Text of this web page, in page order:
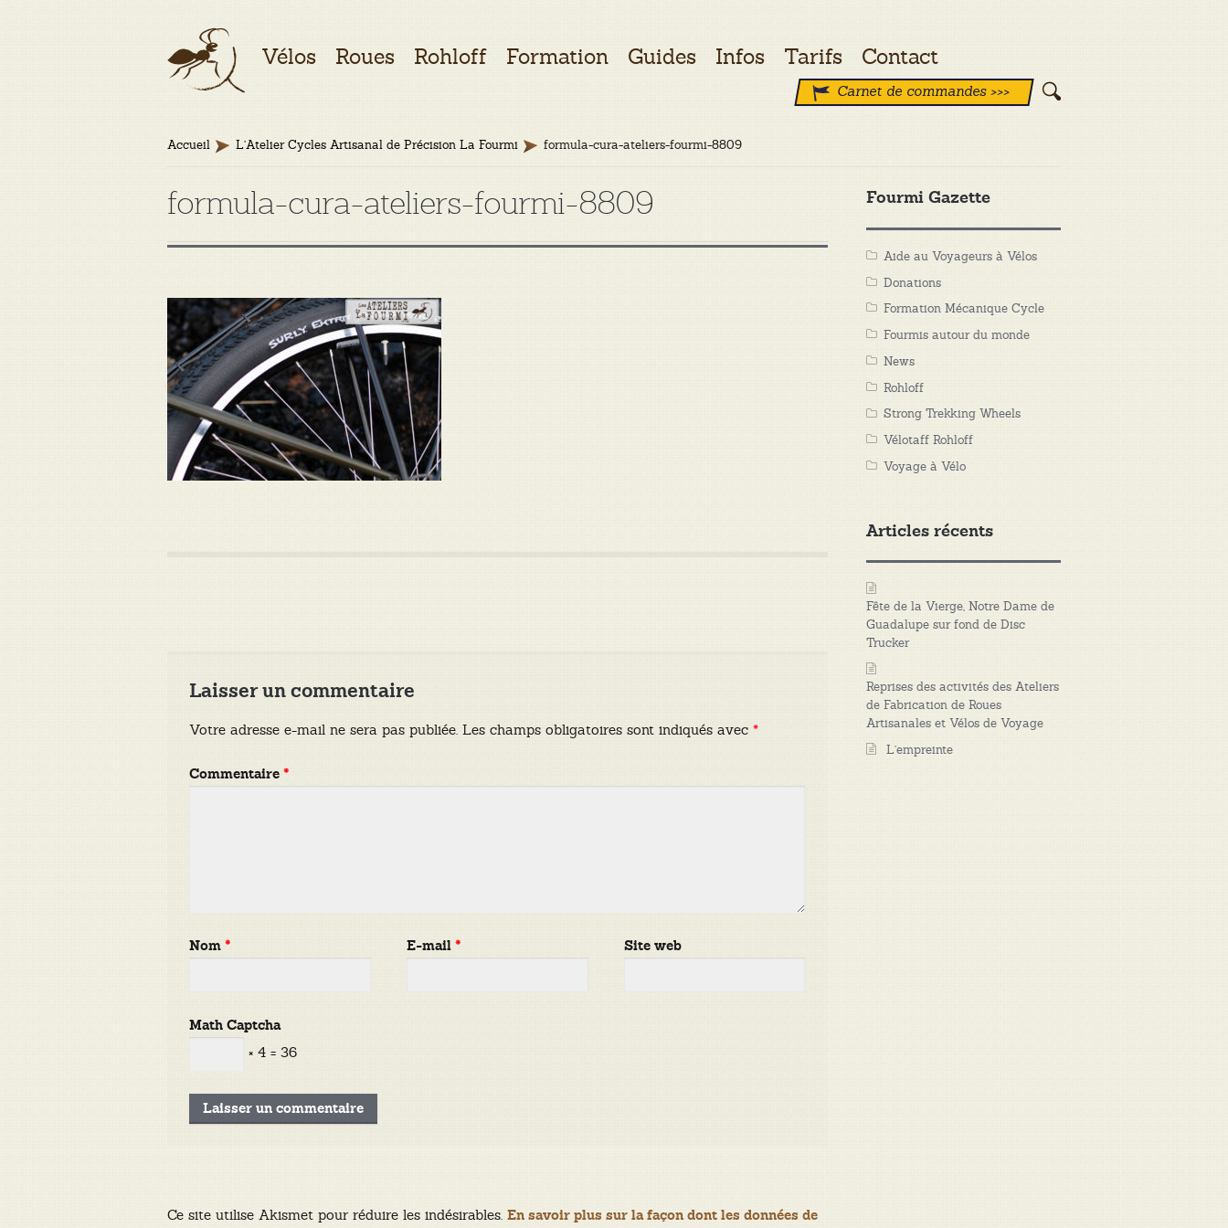
Aller
Aller
au
Vélos Roues Rohloff Formation Guides Infos Tarifs Contact
Carnet de commandes >>>
Accueil L’Atelier Cycles Artisanal de Précision La Fourmi formula-cura-ateliers-fourmi-8809
formula-cura-ateliers-fourmi-8809
Laisser un commentaire
Votre adresse e-mail ne sera pas publiée. Les champs obligatoires sont indiqués avec*
Commentaire*
Nom* E-mail* Site web
Math Captcha
× 4 = 36
Ce site utilise Akismet pour réduire les indésirables.En savoir plus sur la façon dont les données de
Fourmi Gazette
Aide au Voyageurs à Vélos
Donations
Formation Mécanique Cycle
Fourmis autour du monde
News
Rohloff
Strong Trekking Wheels
Vélotaff Rohloff
Voyage à Vélo
Articles récents
Fête de la Vierge, Notre Dame de
Guadalupe sur fond de Disc
Trucker
Reprises des activités des Ateliers
de Fabrication de Roues
Artisanales et Vélos de Voyage
L’empreinte